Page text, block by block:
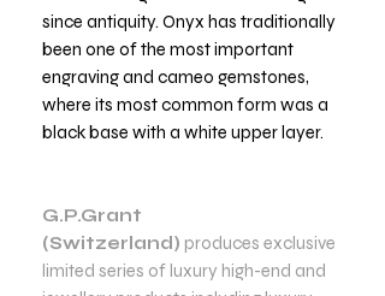
since antiquity. Onyx has traditionally
been one of the most important
engraving and cameo gemstones,
where its most common form was a
black base with a white upper layer.
G.P.Grant
(Switzerland) produces exclusive
limited series of luxury high-end and